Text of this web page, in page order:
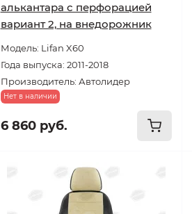
алькантара с перфорацией
вариант 2, на внедорожник
Модель: Lifan X60
Года выпуска: 2011-2018
Производитель: Автолидер
Нет в наличии
6 860 руб.